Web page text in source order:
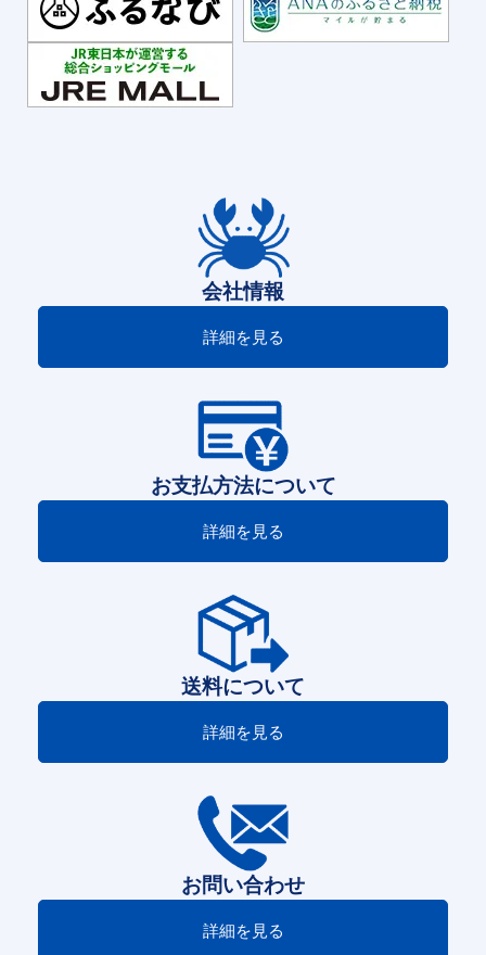
会社情報
詳細を見る
お支払方法について
詳細を見る
送料について
詳細を見る
お問い合わせ
詳細を見る